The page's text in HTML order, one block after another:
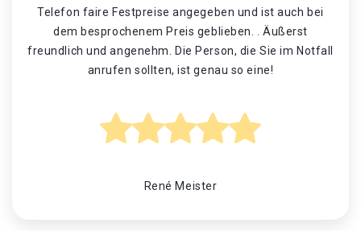
Telefon faire Festpreise angegeben und ist auch bei
dem besprochenem Preis geblieben. . Äußerst
freundlich und angenehm. Die Person, die Sie im Notfall
anrufen sollten, ist genau so eine!
René Meister